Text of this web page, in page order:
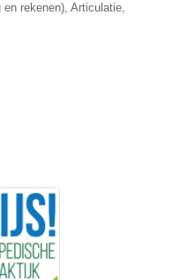
rekenen), Articulatie,